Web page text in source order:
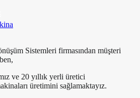
Sistemleri firmasından müşteri
ve 20 yıllık yerli üretici
üretimini sağlamaktayız.